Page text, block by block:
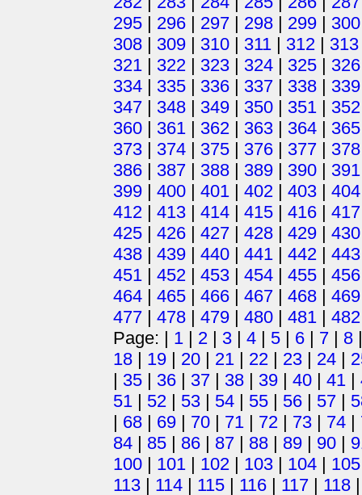
295 | 296 | 297 | 298 | 299 | 300
308 | 309 | 310 | 311 | 312 | 313
321 | 322 | 323 | 324 | 325 | 326
334 | 335 | 336 | 337 | 338 | 339
347 | 348 | 349 | 350 | 351 | 352
360 | 361 | 362 | 363 | 364 | 365
373 | 374 | 375 | 376 | 377 | 378
386 | 387 | 388 | 389 | 390 | 391
399 | 400 | 401 | 402 | 403 | 404
412 | 413 | 414 | 415 | 416 | 417
425 | 426 | 427 | 428 | 429 | 430
438 | 439 | 440 | 441 | 442 | 443
451 | 452 | 453 | 454 | 455 | 456
464 | 465 | 466 | 467 | 468 | 469
477 | 478 | 479 | 480 | 481 | 482
Page: | 1 | 2 | 3 | 4 | 5 | 6 | 7 | 8
18 | 19 | 20 | 21 | 22 | 23 | 24 |
| 35 | 36 | 37 | 38 | 39 | 40 | 41 |
51 | 52 | 53 | 54 | 55 | 56 | 57 |
| 68 | 69 | 70 | 71 | 72 | 73 | 74 |
84 | 85 | 86 | 87 | 88 | 89 | 90 |
100 | 101 | 102 | 103 | 104 | 105
113 | 114 | 115 | 116 | 117 | 118